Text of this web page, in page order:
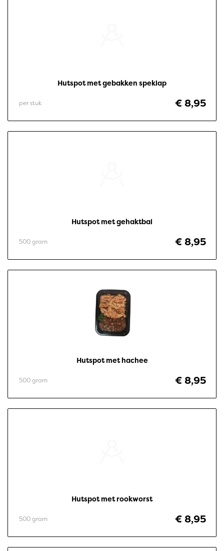
Hutspot met gebakken speklap
€ 8,95
per stuk
Hutspot met gehaktbal
€ 8,95
500 gram
Hutspot met hachee
€ 8,95
500 gram
Hutspot met rookworst
€ 8,95
500 gram